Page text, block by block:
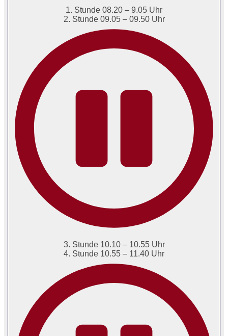
1. Stunde 08.20 – 9.05 Uhr
2. Stunde 09.05 – 09.50 Uhr
3. Stunde 10.10 – 10.55 Uhr
4. Stunde 10.55 – 11.40 Uhr